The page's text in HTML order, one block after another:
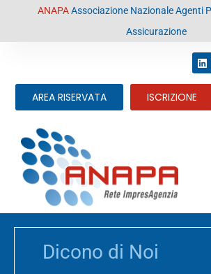
contenutoANAPAAssociazione Nazionale Agenti
Assicurazione
AREA RISERVATA ISCRIZIONE
Dicono di Noi